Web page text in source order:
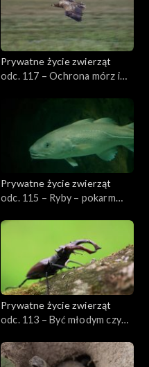
Prywatne życie zwierząt
odc. 117 – Ochrona mórz i
Prywatne życie zwierząt
odc. 115 – Ryby – pokarm
Prywatne życie zwierząt
odc. 113 – Być młodym czy